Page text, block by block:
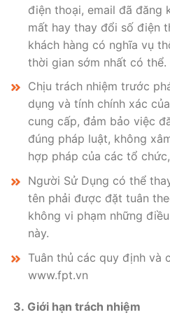
điện thoại, email đã đăng
mất hay thay đổi số điện
khách hàng có nghĩa vụ
thời gian sớm nhất có thể.
Chịu trách nhiệm trước
dụng và tính chính xác
cung cấp, đảm bảo việc
đúng pháp luật, không
hợp pháp của các tổ
Người Sử Dụng có thể
tên phải được đặt tuân
không vi phạm những
này.
Tuân thủ các quy định và
www.fpt.vn
3. Giới hạn trách nhiệm